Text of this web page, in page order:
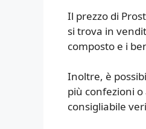
Il prezzo di
si trova in
composto e i
Inoltre, è
più confezioni
consigliabile